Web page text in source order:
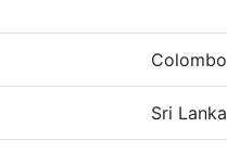
Colombo
Sri Lanka